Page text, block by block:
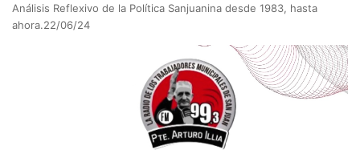
Análisis Reflexivo de la Política Sanjuanina desde 1983, hasta
ahora.22/06/24